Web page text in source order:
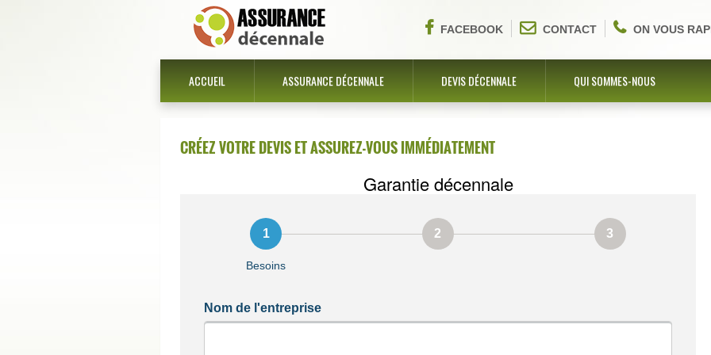
FACEBOOK CONTACT ON VOUS
ACCUEIL ASSURANCE DÉCENNALE DEVIS DÉCENNALE QUI SOMMES-NOUS
CRÉEZ VOTRE DEVIS ET ASSUREZ-VOUS IMMÉDIATEMENT